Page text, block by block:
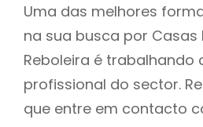
Uma das melhores
na sua busca por
Reboleira é trabalhando
profissional do sector.
que entre em contacto